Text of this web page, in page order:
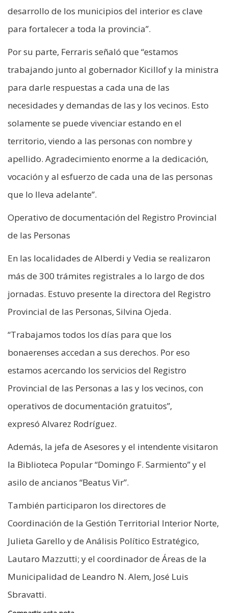
desarrollo de los municipios del interior es clave
para fortalecer a toda la provincia”.
Por su parte, Ferraris señaló que “estamos
trabajando junto al gobernador Kicillof y la ministra
para darle respuestas a cada una de las
necesidades y demandas de las y los vecinos. Esto
solamente se puede vivenciar estando en el
territorio, viendo a las personas con nombre y
apellido. Agradecimiento enorme a la dedicación,
vocación y al esfuerzo de cada una de las personas
que lo lleva adelante”.
Operativo de documentación del Registro Provincial
de las Personas
En las localidades de Alberdi y Vedia se realizaron
más de 300 trámites registrales a lo largo de dos
jornadas. Estuvo presente la directora del Registro
Provincial de las Personas, Silvina Ojeda.
“Trabajamos todos los días para que los
bonaerenses accedan a sus derechos. Por eso
estamos acercando los servicios del Registro
Provincial de las Personas a las y los vecinos, con
operativos de documentación gratuitos”,
expresó Alvarez Rodríguez.
Además, la jefa de Asesores y el intendente visitaron
la Biblioteca Popular “Domingo F. Sarmiento” y el
asilo de ancianos “Beatus Vir”.
También participaron los directores de
Coordinación de la Gestión Territorial Interior Norte,
Julieta Garello y de Análisis Político Estratégico,
Lautaro Mazzutti; y el coordinador de Áreas de la
Municipalidad de Leandro N. Alem, José Luis
Sbravatti.